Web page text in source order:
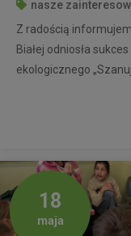
nasze
Z radością
Białej odniosła
ekologicznego „Szanuj
18
maja